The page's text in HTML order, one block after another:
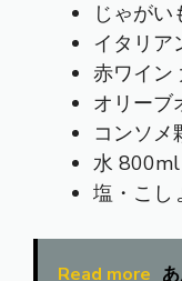
じゃがい
イタリア
赤ワイン
オリーブ
コンソメ
水 800ml
塩・こし
Read more